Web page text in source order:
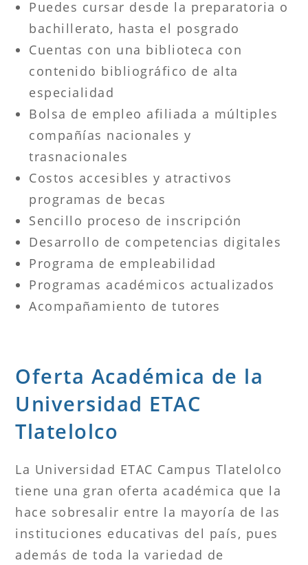
Puedes cursar desde la preparatoria o
bachillerato, hasta el posgrado
Cuentas con una biblioteca con
contenido bibliográfico de alta
especialidad
Bolsa de empleo afiliada a múltiples
compañías nacionales y
trasnacionales
Costos accesibles y atractivos
programas de becas
Sencillo proceso de inscripción
Desarrollo de competencias digitales
Programa de empleabilidad
Programas académicos actualizados
Acompañamiento de tutores
Oferta Académica de la
Universidad ETAC
Tlatelolco
La Universidad ETAC Campus Tlatelolco
tiene una gran oferta académica que la
hace sobresalir entre la mayoría de las
instituciones educativas del país, pues
además de toda la variedad de